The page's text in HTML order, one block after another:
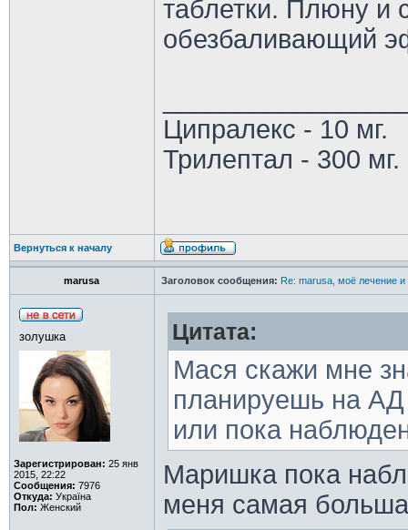
таблетки. Плюну и
обезбаливающий
Ципралекс - 10 мг.
Трилептал - 300 мг.
Вернуться к началу
marusa Заголовок сообщения: Re: marusa, моё лечение и
золушка
Зарегистрирован: 25 янв
2015, 22:22
Сообщения: 7976
Откуда: Україна
Пол: Женский
Цитата:
Мася скажи мне
планируешь на АД
или пока
Маришка пока
меня самая